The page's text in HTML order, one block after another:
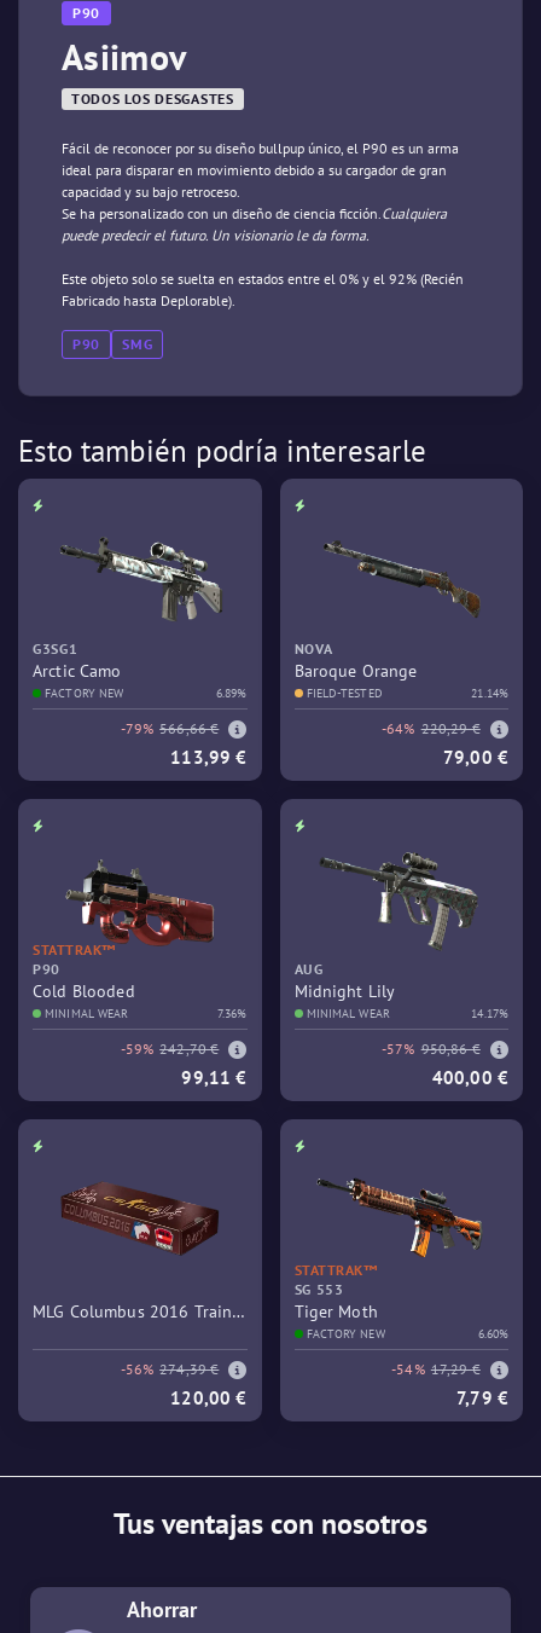
P90
Asiimov
TODOS LOS DESGASTES
Fácil de reconocer por su diseño bullpup único, el P90 es un arma
ideal para disparar en movimiento debido a su cargador de gran
capacidad y su bajo retroceso.
Se ha personalizado con un diseño de ciencia ficción.Cualquiera
puede predecir el futuro. Un visionario le da forma.
Este objeto solo se suelta en estados entre el 0% y el 92% (Recién
Fabricado hasta Deplorable).
P90 SMG
Esto también podría interesarle
G3SG1
Arctic Camo
FACTORY NEW 6.89%
-79% 566,66 €
113,99 €
NOVA
Baroque Orange
FIELD-TESTED 21.14%
-64% 220,29 €
79,00 €
STATTRAK™
P90
Cold Blooded
MINIMAL WEAR 7.36%
-59% 242,70 €
99,11 €
AUG
Midnight Lily
MINIMAL WEAR 14.17%
-57% 950,86 €
400,00 €
MLG Columbus 2016 Train
-56% 274,39 €
120,00 €
STATTRAK™
SG 553
Tiger Moth
FACTORY NEW 6.60%
-54% 17,29 €
7,79 €
Tus ventajas con nosotros
Ahorrar